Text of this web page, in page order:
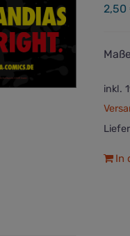
2,50
inkl.
In